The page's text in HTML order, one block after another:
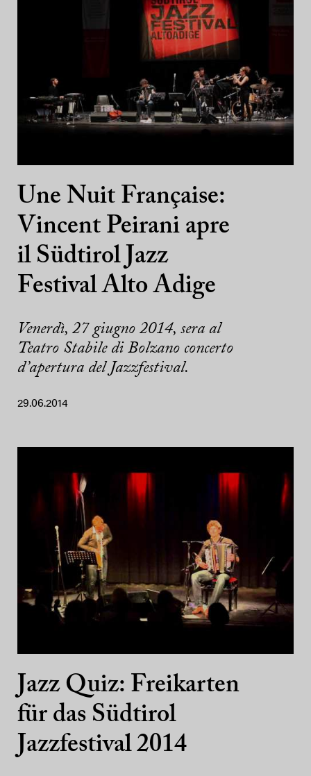
Une Nuit Française:
Vincent Peirani apre
il Südtirol Jazz
Festival Alto Adige
Venerdì, 27 giugno 2014, sera al
Teatro Stabile di Bolzano concerto
d’apertura del Jazzfestival.
29.06.2014
Jazz Quiz: Freikarten
für das Südtirol
Jazzfestival 2014